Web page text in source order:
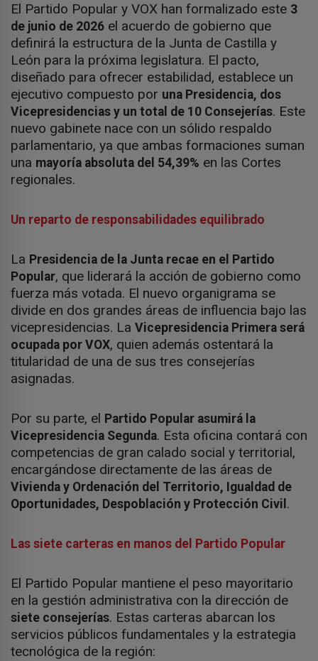
El Partido Popular y VOX han formalizado este 3
de junio de 2026 el acuerdo de gobierno que
definirá la estructura de la Junta de Castilla y
León para la próxima legislatura. El pacto,
diseñado para ofrecer estabilidad, establece un
ejecutivo compuesto por una Presidencia, dos
Vicepresidencias y un total de 10 Consejerías. Este
nuevo gabinete nace con un sólido respaldo
parlamentario, ya que ambas formaciones suman
una mayoría absoluta del 54,39% en las Cortes
regionales.
Un reparto de responsabilidades equilibrado
La Presidencia de la Junta recae en el Partido
Popular, que liderará la acción de gobierno como
fuerza más votada. El nuevo organigrama se
divide en dos grandes áreas de influencia bajo las
vicepresidencias. La Vicepresidencia Primera será
ocupada por VOX, quien además ostentará la
titularidad de una de sus tres consejerías
asignadas.
Por su parte, el Partido Popular asumirá la
Vicepresidencia Segunda. Esta oficina contará con
competencias de gran calado social y territorial,
encargándose directamente de las áreas de
Vivienda y Ordenación del Territorio, Igualdad de
Oportunidades, Despoblación y Protección Civil .
Las siete carteras en manos del Partido Popular
El Partido Popular mantiene el peso mayoritario
en la gestión administrativa con la dirección de
siete consejerías. Estas carteras abarcan los
servicios públicos fundamentales y la estrategia
tecnológica de la región: